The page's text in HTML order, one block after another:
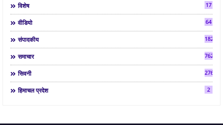
विशेष 17
वीडियो 64
संपादकीय 182
समाचार 7624
सिवनी 2763
हिमाचल प्रदेश 2